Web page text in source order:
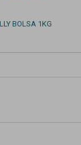
BOLSA 1KG